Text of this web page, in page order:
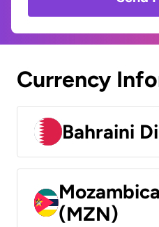
Currency
Bahraini
(MZN)